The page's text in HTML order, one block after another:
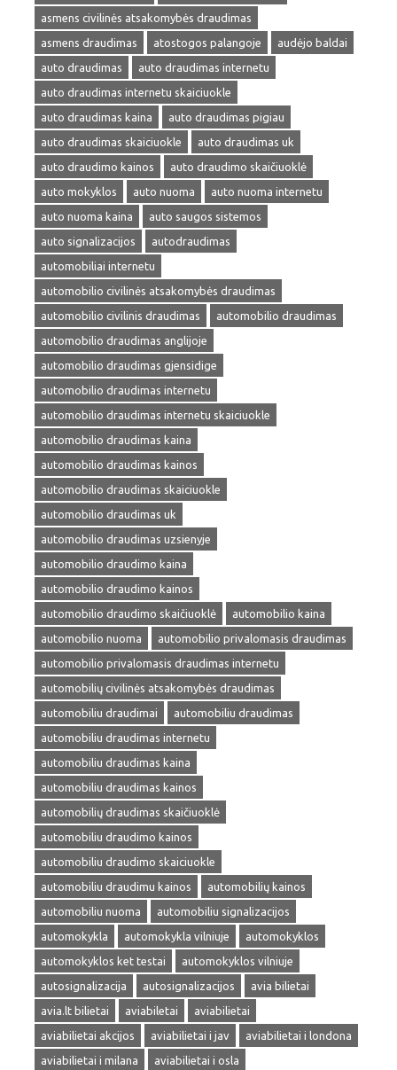
asmens civilinės atsakomybės draudimas
asmens draudimas
atostogos palangoje
audėjo baldai
auto draudimas
auto draudimas internetu
auto draudimas internetu skaiciuokle
auto draudimas kaina
auto draudimas pigiau
auto draudimas skaiciuokle
auto draudimas uk
auto draudimo kainos
auto draudimo skaičiuoklė
auto mokyklos
auto nuoma
auto nuoma internetu
auto nuoma kaina
auto saugos sistemos
auto signalizacijos
autodraudimas
automobiliai internetu
automobilio civilinės atsakomybės draudimas
automobilio civilinis draudimas
automobilio draudimas
automobilio draudimas anglijoje
automobilio draudimas gjensidige
automobilio draudimas internetu
automobilio draudimas internetu skaiciuokle
automobilio draudimas kaina
automobilio draudimas kainos
automobilio draudimas skaiciuokle
automobilio draudimas uk
automobilio draudimas uzsienyje
automobilio draudimo kaina
automobilio draudimo kainos
automobilio draudimo skaičiuoklė
automobilio kaina
automobilio nuoma
automobilio privalomasis draudimas
automobilio privalomasis draudimas internetu
automobilių civilinės atsakomybės draudimas
automobiliu draudimai
automobiliu draudimas
automobiliu draudimas internetu
automobiliu draudimas kaina
automobiliu draudimas kainos
automobilių draudimas skaičiuoklė
automobiliu draudimo kainos
automobiliu draudimo skaiciuokle
automobiliu draudimu kainos
automobilių kainos
automobiliu nuoma
automobiliu signalizacijos
automokykla
automokykla vilniuje
automokyklos
automokyklos ket testai
automokyklos vilniuje
autosignalizacija
autosignalizacijos
avia bilietai
avia.lt bilietai
aviabiletai
aviabilietai
aviabilietai akcijos
aviabilietai i jav
aviabilietai i londona
aviabilietai i milana
aviabilietai i osla